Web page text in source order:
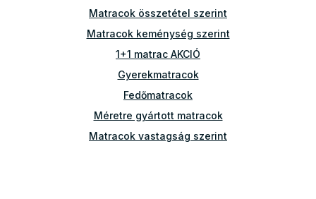
s
e
l
e
m
e
i
Matracok összetétel szerint
Matracok keménység szerint
1+1 matrac AKCIÓ
Gyerekmatracok
Fedőmatracok
Méretre gyártott matracok
Matracok vastagság szerint